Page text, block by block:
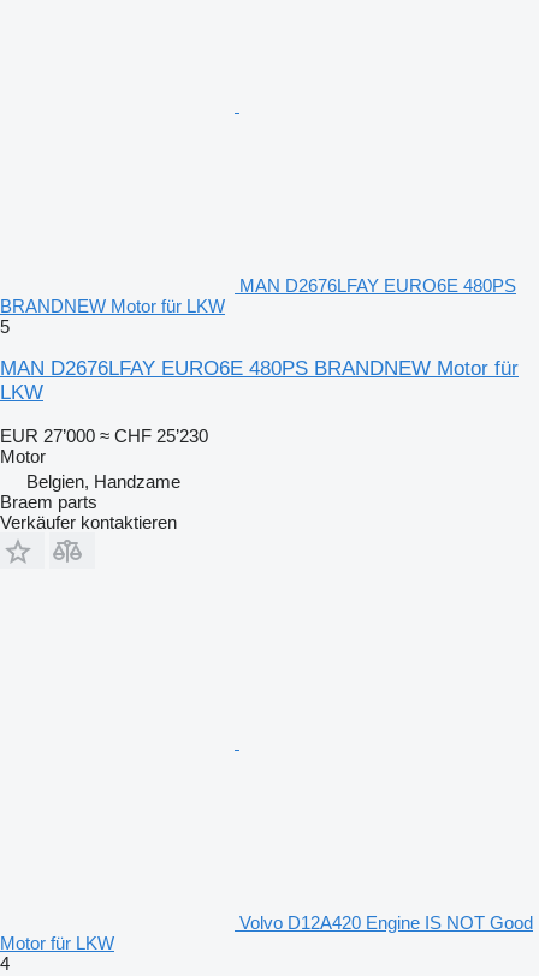
MAN D2676LFAY EURO6E 480PS
BRANDNEW Motor für LKW
5
MAN D2676LFAY EURO6E 480PS BRANDNEW Motor für
LKW
EUR 27’000 ≈ CHF 25’230
Motor
Belgien, Handzame
Braem parts
Verkäufer kontaktieren
Volvo D12A420 Engine IS NOT Good
Motor für LKW
4